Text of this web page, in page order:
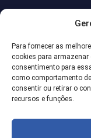
Para fornecer as
cookies para
consentimento para
como comportamento
consentir ou retirar o
recursos e funções.
→ Direito de
→ Direito
→ Direito